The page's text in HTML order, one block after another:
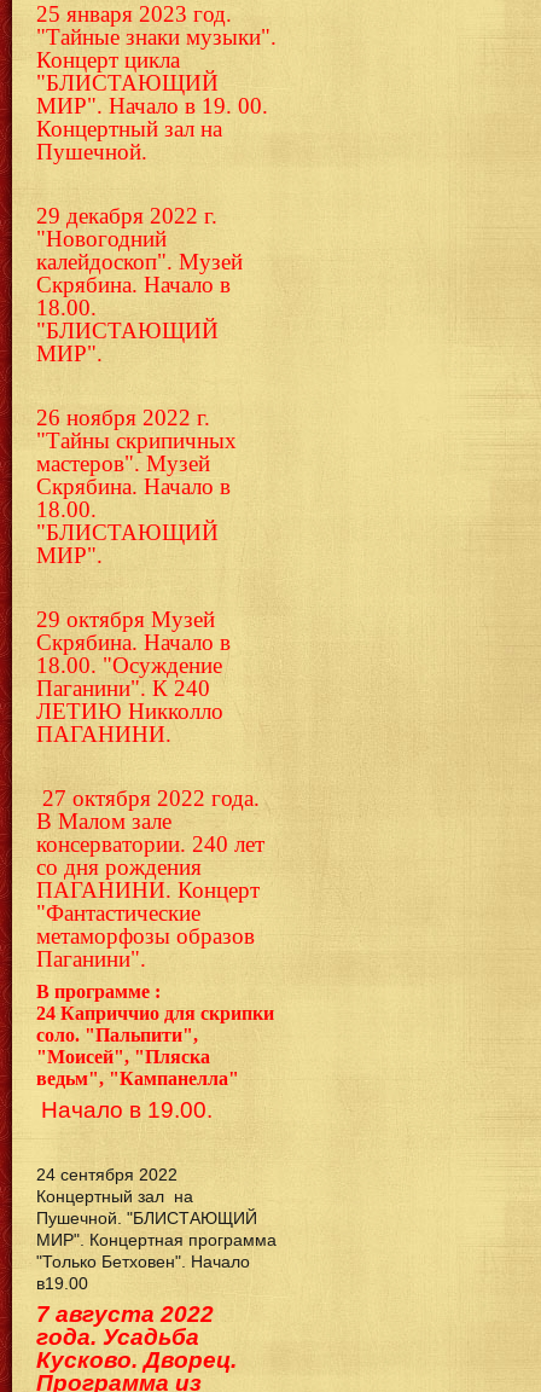
25 января 2023 год.
"Тайные знаки музыки".
Концерт цикла
"БЛИСТАЮЩИЙ
МИР". Начало в 19. 00.
Концертный зал на
Пушечной.
29 декабря 2022 г.
"Новогодний
калейдоскоп". Музей
Скрябина. Начало в
18.00.
"БЛИСТАЮЩИЙ
МИР".
26 ноября 2022 г.
"Тайны скрипичных
мастеров". Музей
Скрябина. Начало в
18.00.
"БЛИСТАЮЩИЙ
МИР".
29 октября Музей
Скрябина. Начало в
18.00. "Осуждение
Паганини". К 240
ЛЕТИЮ Никколло
ПАГАНИНИ.
27 октября 2022 года.
В Малом зале
консерватории. 240 лет
со дня рождения
ПАГАНИНИ. Концерт
"Фантастические
метаморфозы образов
Паганини".
В программе :
24 Каприччио для скрипки
соло. "Пальпити",
"Моисей", "Пляска
ведьм", "Кампанелла"
Начало в 19.00.
24 сентября 2022
Концертный зал на
Пушечной. "БЛИСТАЮЩИЙ
МИР". Концертная программа
"Только Бетховен". Начало
в19.00
7 августа 2022
года. Усадьба
Кусково. Дворец.
Программа из